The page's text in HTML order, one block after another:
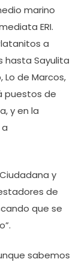
marino
ERI.
a
hasta Sayulita
Lo de Marcos,
puestos de
y en la
y
de
que se
sabemos